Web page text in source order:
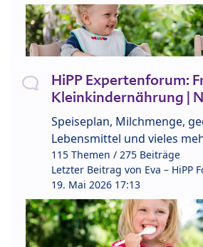
HiPP Expertenforum:
Kleinkindernährung |
Speiseplan, Milchmenge,
Lebensmittel und vieles
115 Themen / 275 Beiträge
Letzter Beitrag von Eva – HiPP
19. Mai 2026 17:13